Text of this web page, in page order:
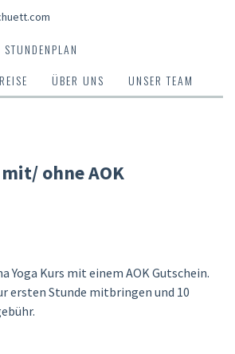
STUNDENPLAN
ÜBER UNS UNSER TEAM
ohne AOK
Yoga Kurs mit einem AOK Gutschein.
ersten Stunde mitbringen und 10